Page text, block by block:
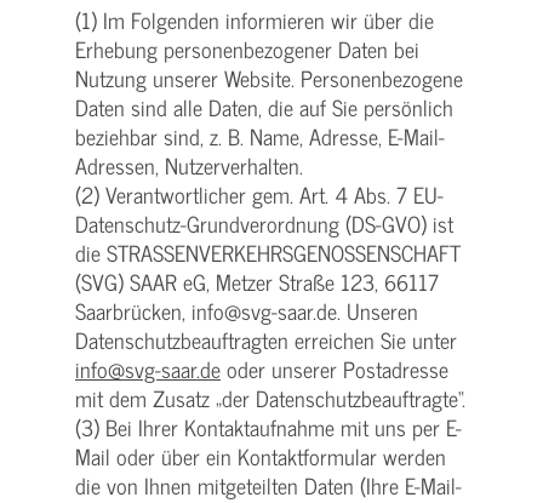
(1) Im Folgenden informieren wir über die
Erhebung personenbezogener Daten bei
Nutzung unserer Website. Personenbezogene
Daten sind alle Daten, die auf Sie persönlich
beziehbar sind, z. B. Name, Adresse, E-Mail-
Adressen, Nutzerverhalten.
(2) Verantwortlicher gem. Art. 4 Abs. 7 EU-
Datenschutz-Grundverordnung (DS-GVO) ist
die STRASSENVERKEHRSGENOSSENSCHAFT
(SVG) SAAR eG, Metzer Straße 123, 66117
Saarbrücken, info@svg-saar.de. Unseren
Datenschutzbeauftragten erreichen Sie unter
info@svg-saar.deoder unserer Postadresse
mit dem Zusatz „der Datenschutzbeauftragte“.
(3) Bei Ihrer Kontaktaufnahme mit uns per E-
Mail oder über ein Kontaktformular werden
die von Ihnen mitgeteilten Daten (Ihre E-Mail-